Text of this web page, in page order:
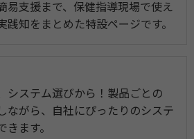
易支援まで、保健指導現場で使え
践知をまとめた特設ページです。
システム選びから！製品ごとの
ながら、自社にぴったりのシステ
ます。